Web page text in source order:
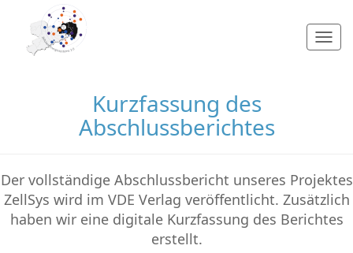
Kurzfassung des
Abschlussberichtes
Der vollständige Abschlussbericht unseres Projektes
ZellSys wird im VDE Verlag veröffentlicht. Zusätzlich
haben wir eine digitale Kurzfassung des Berichtes
erstellt.